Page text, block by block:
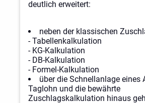
deutlich erweitert:
neben der klassischen
- Tabellenkalkulation
- KG-Kalkulation
- DB-Kalkulation
- Formel-Kalkulation
über die Schnellanlage eines
Taglohn und die bewährte
Zuschlagskalkulation hinaus